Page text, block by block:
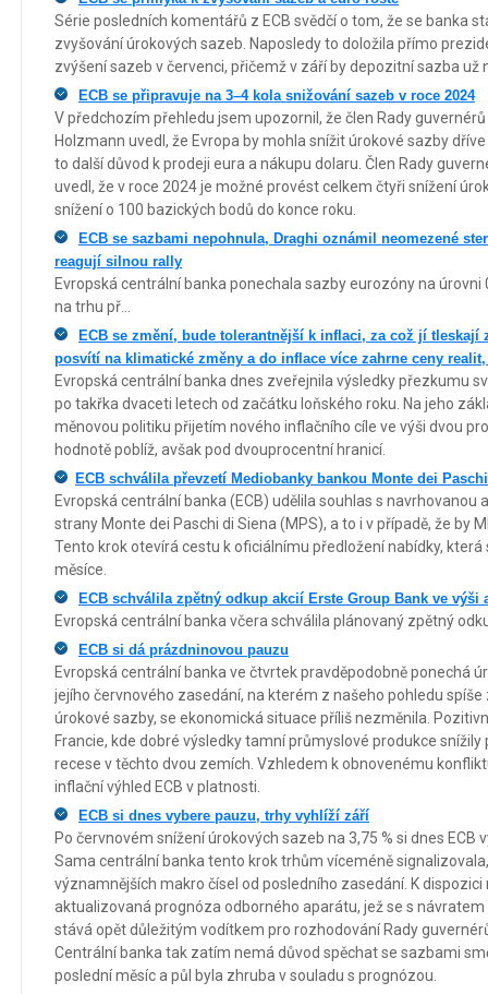
Série posledních komentářů z ECB svědčí o tom, že se banka
zvyšování úrokových sazeb. Naposledy to doložila přímo
zvýšení sazeb v červenci, přičemž v září by depozitní sazba už
ECB se připravuje na 3–4 kola snižování sazeb v roce 2024
V předchozím přehledu jsem upozornil, že člen Rady
Holzmann uvedl, že Evropa by mohla snížit úrokové sazby
to další důvod k prodeji eura a nákupu dolaru. Člen Rady
uvedl, že v roce 2024 je možné provést celkem čtyři snížení
snížení o 100 bazických bodů do konce roku.
ECB se sazbami nepohnula, Draghi oznámil neomezené
reagují silnou rally
Evropská centrální banka ponechala sazby eurozóny na
na trhu př...
ECB se změní, bude tolerantnější k inflaci, za což jí tleskají
posvítí na klimatické změny a do inflace více zahrne ceny
Evropská centrální banka dnes zveřejnila výsledky přezkumu
po takřka dvaceti letech od začátku loňského roku. Na jeho
měnovou politiku přijetím nového inflačního cíle ve výši dvou
hodnotě poblíž, avšak pod dvouprocentní hranicí.
​​​​​​​ECB schválila převzetí Mediobanky bankou Monte dei Paschi
Evropská centrální banka (ECB) udělila souhlas s navrhovanou
strany Monte dei Paschi di Siena (MPS), a to i v případě, že by
Tento krok otevírá cestu k oficiálnímu předložení nabídky,
měsíce.
ECB schválila zpětný odkup akcií Erste Group Bank ve výši
Evropská centrální banka včera schválila plánovaný zpětný
ECB si dá prázdninovou pauzu
Evropská centrální banka ve čtvrtek pravděpodobně ponechá
jejího červnového zasedání, na kterém z našeho pohledu
úrokové sazby, se ekonomická situace příliš nezměnila.
Francie, kde dobré výsledky tamní průmyslové produkce
recese v těchto dvou zemích. Vzhledem k obnovenému
inflační výhled ECB v platnosti.
ECB si dnes vybere pauzu, trhy vyhlíží září
Po červnovém snížení úrokových sazeb na 3,75 % si dnes ECB
Sama centrální banka tento krok trhům víceméně
významnějších makro čísel od posledního zasedání. K
aktualizovaná prognóza odborného aparátu, jež se s
stává opět důležitým vodítkem pro rozhodování Rady
Centrální banka tak zatím nemá důvod spěchat se sazbami
poslední měsíc a půl byla zhruba v souladu s prognózou.